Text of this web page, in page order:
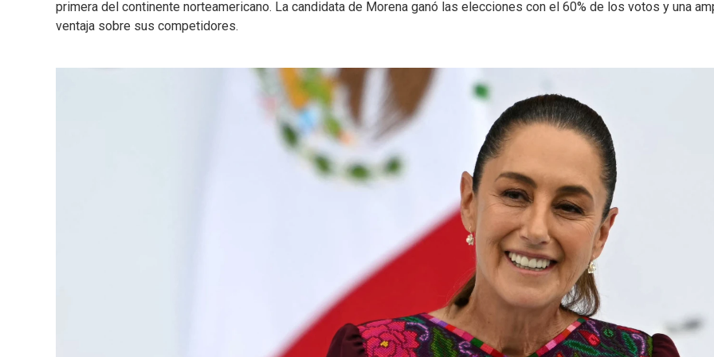
primera del continente norteamericano. La candidata de Morena ganó las elecciones con el 60% de los votos y una
ventaja sobre sus competidores.